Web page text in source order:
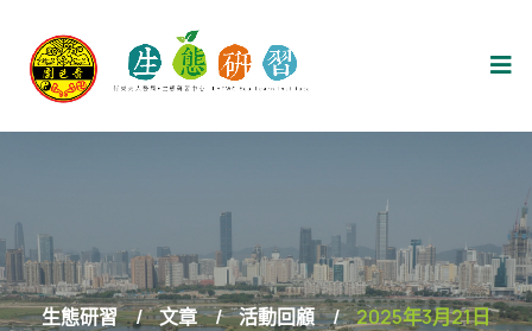
生態研習 文章 活動回顧 2025年3月21日